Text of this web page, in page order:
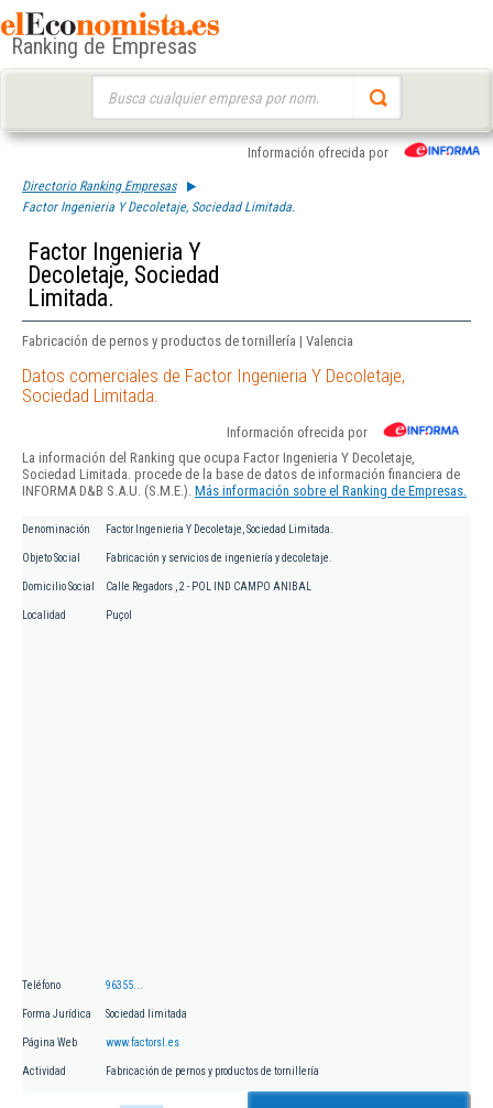
Ranking de Empresas
Información ofrecida por
Directorio Ranking Empresas
Factor Ingenieria Y Decoletaje, Sociedad Limitada.
Factor Ingenieria Y
Decoletaje, Sociedad
Limitada.
Fabricación de pernos y productos de tornillería | Valencia
Datos comerciales de Factor Ingenieria Y Decoletaje,
Sociedad Limitada.
Información ofrecida por
La información del Ranking que ocupa Factor Ingenieria Y Decoletaje,
Sociedad Limitada. procede de la base de datos de información financiera de
INFORMA D&B S.A.U. (S.M.E.). Más información sobre el Ranking de Empresas.
Denominación Factor Ingenieria Y Decoletaje, Sociedad Limitada.
Objeto Social Fabricación y servicios de ingeniería y decoletaje.
Domicilio Social Calle Regadors , 2 - POL IND CAMPO ANIBAL
Localidad Puçol
Teléfono 96355...
Forma Jurídica Sociedad limitada
Página Web www.factorsl.es
Actividad Fabricación de pernos y productos de tornillería